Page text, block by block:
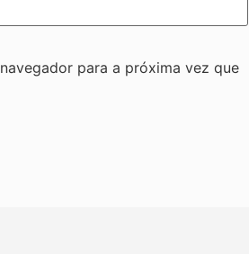
para a próxima vez que